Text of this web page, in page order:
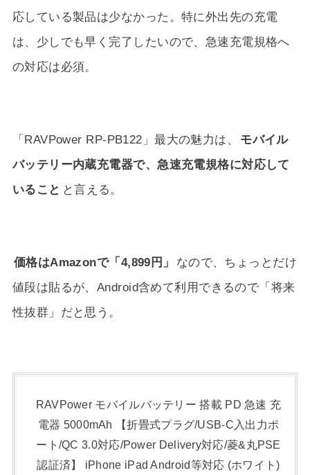
応している製品は少なかった。特に外出先の充電
は、少しでも早く完了したいので、急速充電規格へ
の対応は必須。
「RAVPower RP-PB122」最大の魅力は、
モバイル
バッテリー内蔵充電器で、急速充電規格に対応して
いること と言える。
価格はAmazonで「4,899円」
なので、ちょっとだけ
値段は貼るが、Android含めて利用できるので「将来
性抜群」だと思う。
RAVPower モバイルバッテリー 搭載 PD 急速 充
電器 5000mAh 【折畳式プラグ/USB-C入出力ポ
ート/QC 3.0対応/Power Delivery対応/菱&丸PSE
認証済】 iPhone iPad Android等対応 (ホワイト)